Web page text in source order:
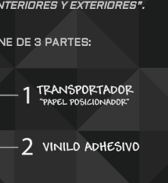
Y EXTERIORES”.
DE 3 PARTES: